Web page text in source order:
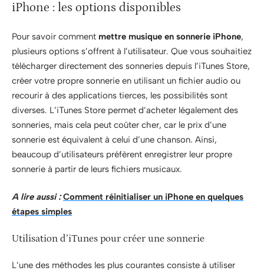
iPhone : les options disponibles
Pour savoir comment mettre musique en sonnerie iPhone,
plusieurs options s’offrent à l’utilisateur. Que vous souhaitiez
télécharger directement des sonneries depuis l’iTunes Store,
créer votre propre sonnerie en utilisant un fichier audio ou
recourir à des applications tierces, les possibilités sont
diverses. L’iTunes Store permet d’acheter légalement des
sonneries, mais cela peut coûter cher, car le prix d’une
sonnerie est équivalent à celui d’une chanson. Ainsi,
beaucoup d’utilisateurs préfèrent enregistrer leur propre
sonnerie à partir de leurs fichiers musicaux.
A lire aussi : Comment réinitialiser un iPhone en quelques
étapes simples
Utilisation d’iTunes pour créer une sonnerie
L’une des méthodes les plus courantes consiste à utiliser